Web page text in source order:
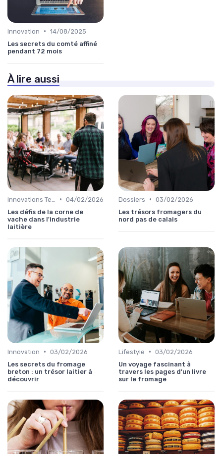
Innovation • 14/08/2025
Les secrets du comté affiné
pendant 72 mois
À lire aussi
• 04/02/2026
Les défis de la corne de
vache dans l'industrie
laitière
Dossiers • 03/02/2026
Les trésors fromagers du
nord pas de calais
Innovation • 03/02/2026
Les secrets du fromage
breton : un trésor laitier à
découvrir
Lifestyle • 03/02/2026
Un voyage fascinant à
travers les pages d'un livre
sur le fromage